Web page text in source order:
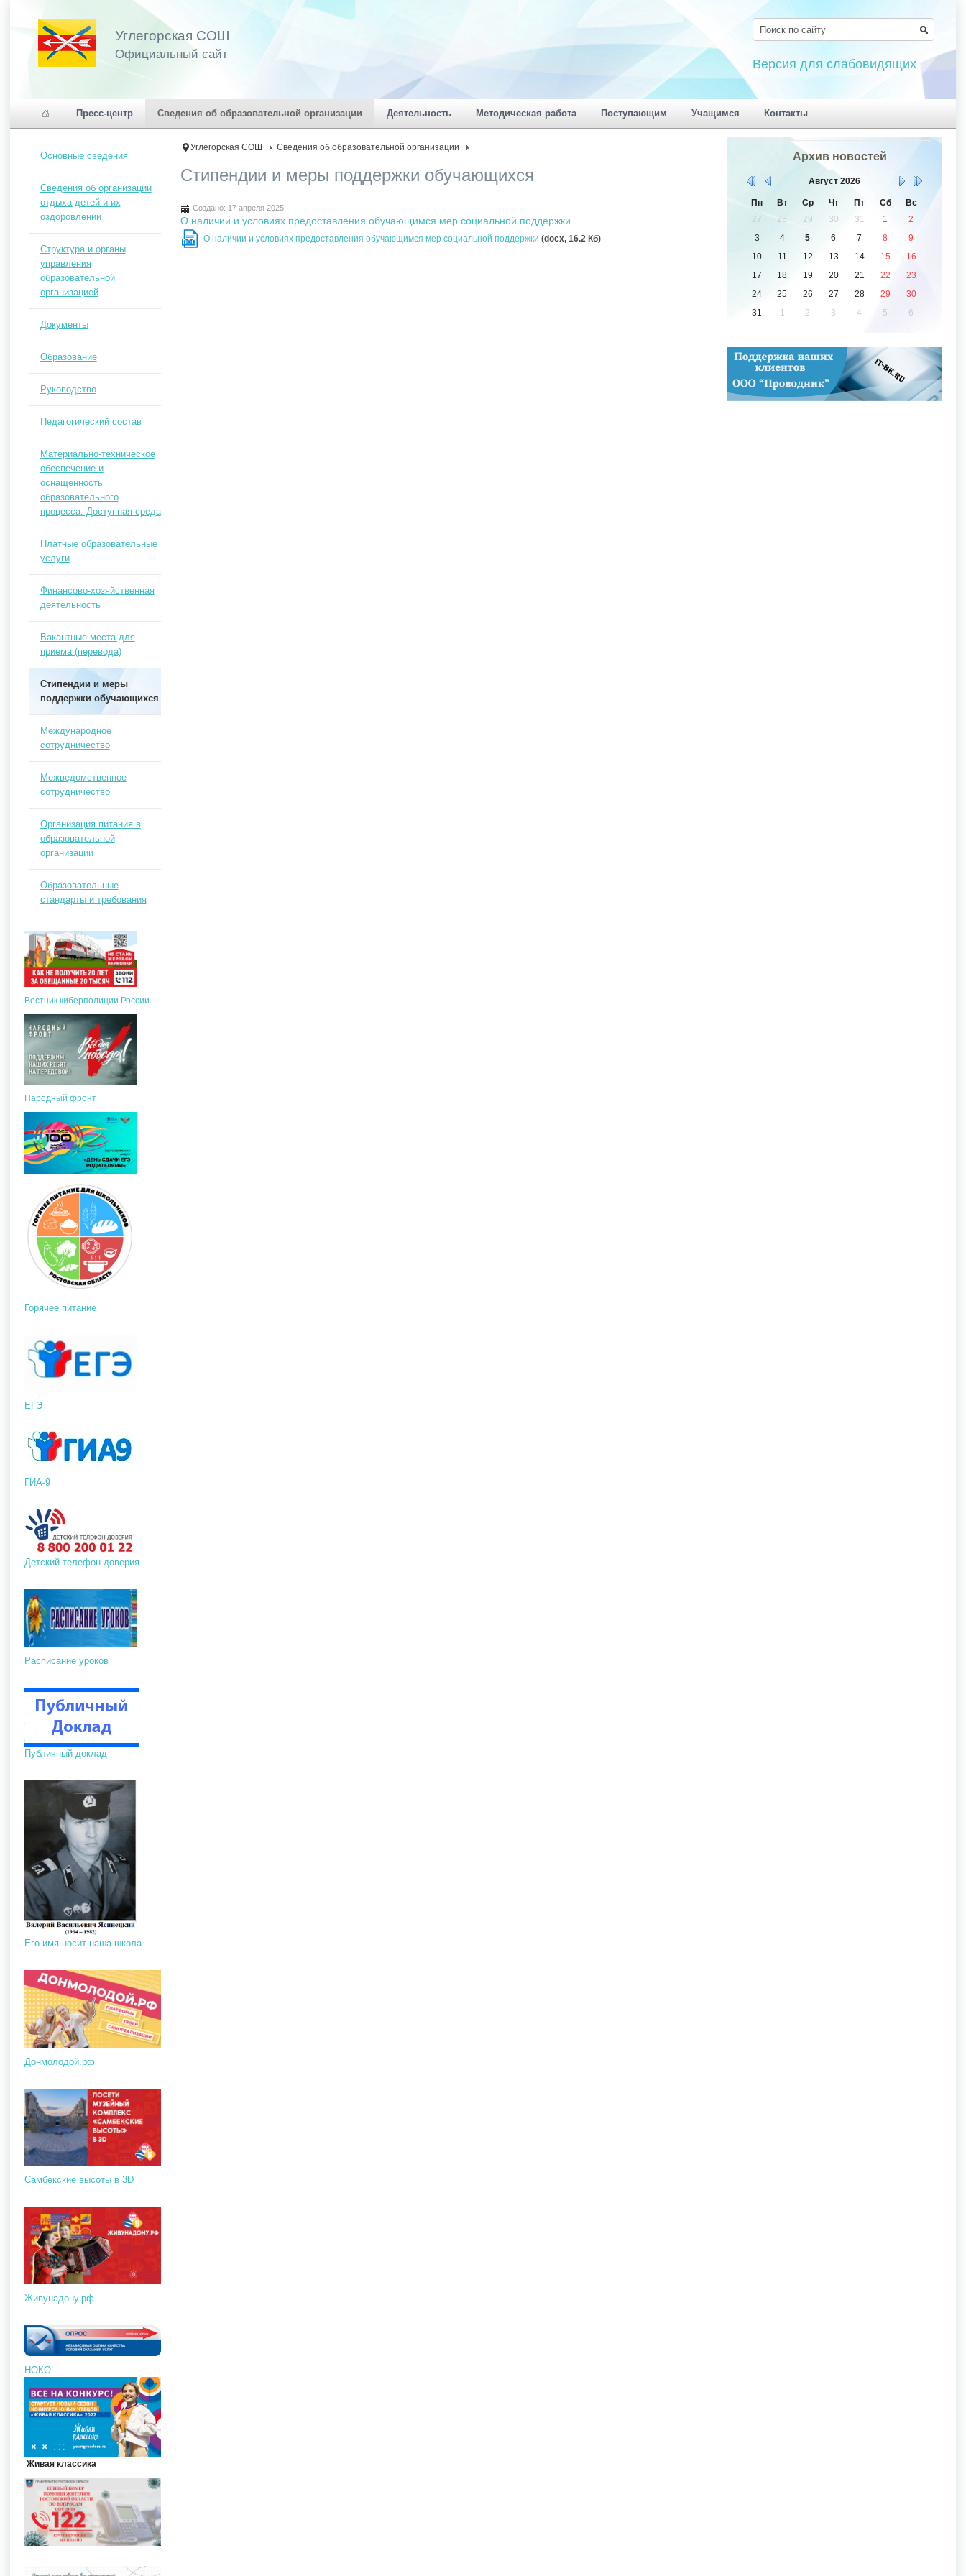
Углегорская СОШ
Официальный сайт
Версия для слабовидящих
Пресс-центр Сведения об образовательной организации Деятельность Методическая работа Поступающим Учащимся Контакты
Углегорская СОШ Сведения об образовательной организации
Стипендии и меры поддержки обучающихся
Создано: 17 апреля 2025
О наличии и условиях предоставления обучающимся мер социальной поддержки
DOC О наличии и условиях предоставления обучающимся мер социальной поддержки (docx, 16.2 Кб)
Основные сведения
Сведения об организации
отдыха детей и их
оздоровлении
Структура и органы
управления
образовательной
организацией
Документы
Образование
Руководство
Педагогический состав
Материально-техническое
обеспечение и
оснащенность
образовательного
процесса. Доступная среда
Платные образовательные
услуги
Финансово-хозяйственная
деятельность
Вакантные места для
приема (перевода)
Стипендии и меры
поддержки обучающихся
Международное
сотрудничество
Межведомственное
сотрудничество
Организация питания в
образовательной
организации
Образовательные
стандарты и требования
Вестник киберполиции России
Народный фронт
Горячее питание
ЕГЭ
ГИА-9
Детский телефон доверия
Расписание уроков
Публичный доклад
Его имя носит наша школа
Донмолодой.рф
Самбекские высоты в 3D
Живунадону.рф
НОКО
Живая классика
Архив новостей
Август 2026
Пн Вт Ср Чт Пт Сб
Вс
27
28 29 30 31 1
2
3
4 5 6 7 8
9
10
11 12 13 14 15
16
17
18 19 20 21 22
23
24
25 26 27 28 29
30
31
1 2 3 4 5 6